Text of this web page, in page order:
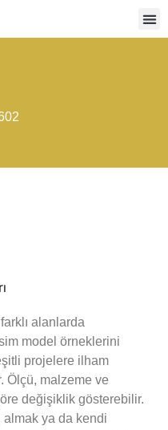
alanlarda
model örneklerini
projelere ilham
Ölçü, malzeme ve
değişiklik gösterebilir.
almak ya da kendi